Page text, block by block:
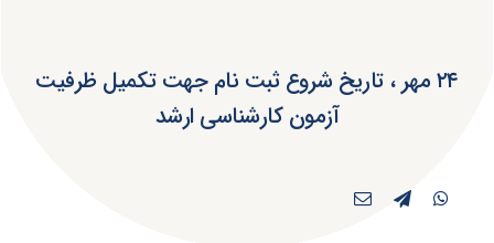
۲۴ مهر ، تاریخ شروع ثبت نام جهت تکمیل ظرفیت
آزمون کارشناسی ارشد